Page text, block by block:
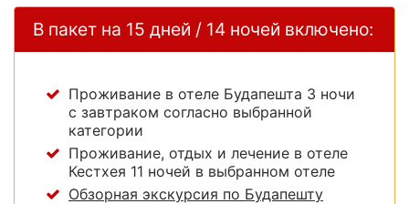
В пакет на 15 дней / 14 ночей включено:
Проживание в отеле Будапешта 3 ночи
с завтраком согласно выбранной
категории
Проживание, отдых и лечение в отеле
Кестхея 11 ночей в выбранном отеле
Обзорная экскурсия по Будапешту